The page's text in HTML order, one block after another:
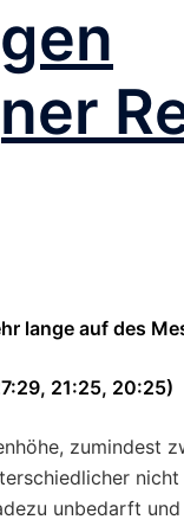
lange auf des
21:25, 20:25)
zumindest
unbedarft